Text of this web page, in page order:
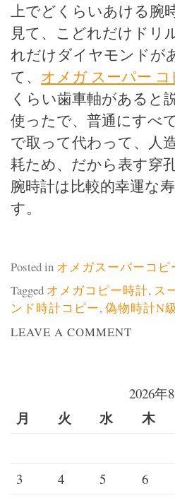
上でどくらいあける腕
見て、こどれだけドリ
れだけダイヤモンドが
て、 オメガ スーパー
くらい歯車軸があると
使ったで、普通にすべ
で取って代わって、人
耗ため、だから表す穿
腕時計は比較的幸運な
す。
Posted in オメガスーパーコピ
Tagged オメガコピー時計, ス
ンド時計コピー, 偽物時計N
LEAVE A COMMENT
ス
ー
2026年
月 火 水 木
3
4 5 6